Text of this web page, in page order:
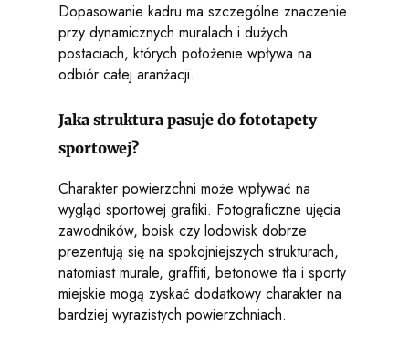
Dopasowanie kadru ma szczególne znaczenie
przy dynamicznych muralach i dużych
postaciach, których położenie wpływa na
odbiór całej aranżacji.
Jaka struktura pasuje do fototapety
sportowej?
Charakter powierzchni może wpływać na
wygląd sportowej grafiki. Fotograficzne ujęcia
zawodników, boisk czy lodowisk dobrze
prezentują się na spokojniejszych strukturach,
natomiast murale, graffiti, betonowe tła i sporty
miejskie mogą zyskać dodatkowy charakter na
bardziej wyrazistych powierzchniach.